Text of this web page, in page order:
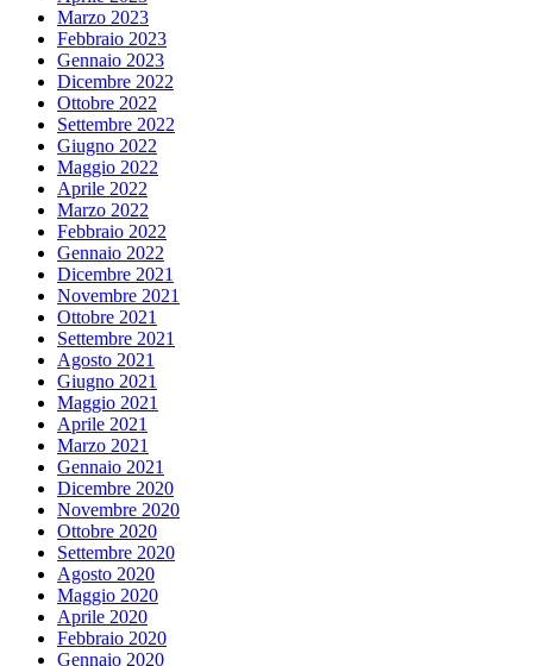
Marzo 2023
Febbraio 2023
Gennaio 2023
Dicembre 2022
Ottobre 2022
Settembre 2022
Giugno 2022
Maggio 2022
Aprile 2022
Marzo 2022
Febbraio 2022
Gennaio 2022
Dicembre 2021
Novembre 2021
Ottobre 2021
Settembre 2021
Agosto 2021
Giugno 2021
Maggio 2021
Aprile 2021
Marzo 2021
Gennaio 2021
Dicembre 2020
Novembre 2020
Ottobre 2020
Settembre 2020
Agosto 2020
Maggio 2020
Aprile 2020
Febbraio 2020
Gennaio 2020